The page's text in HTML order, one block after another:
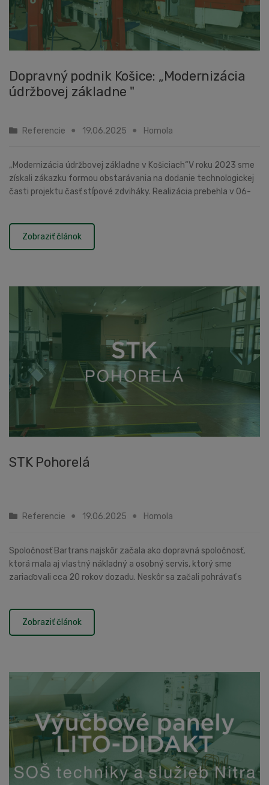
Dopravný podnik Košice: „Modernizácia
údržbovej základne "
Referencie 19.06.2025 Homola
„Modernizácia údržbovej základne v Košiciach“V roku 2023 sme
získali zákazku formou obstarávania na dodanie technologickej
časti projektu časť stĺpové zdviháky. Realizácia prebehla v 06-
Zobraziť článok
STK Pohorelá
Referencie 19.06.2025 Homola
Spoločnosť Bartrans najskôr začala ako dopravná spoločnosť,
ktorá mala aj vlastný nákladný a osobný servis, ktorý sme
zariaďovali cca 20 rokov dozadu. Neskôr sa začali pohrávať s
Zobraziť článok